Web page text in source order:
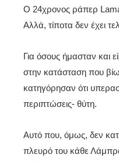
Ο 24χρονος ράπερ
Αλλά, τίποτα δεν έχει
Για όσους ήμασταν και
στην κατάσταση που
κατηγόρησαν ότι
περιπτώσεις- θύτη.
Αυτό που, όμως, δεν
πλευρό του κάθε